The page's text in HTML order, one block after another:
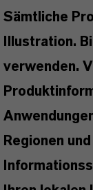
Sämtliche
Illustration.
verwenden.
Regionen